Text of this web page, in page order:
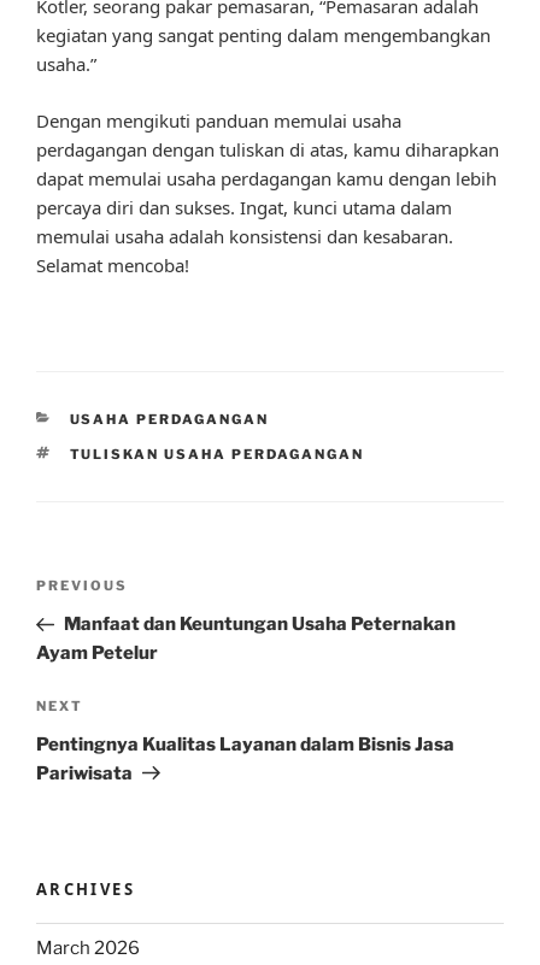
Kotler, seorang pakar pemasaran, “Pemasaran adalah
kegiatan yang sangat penting dalam mengembangkan
usaha.”
Dengan mengikuti panduan memulai usaha
perdagangan dengan tuliskan di atas, kamu diharapkan
dapat memulai usaha perdagangan kamu dengan lebih
percaya diri dan sukses. Ingat, kunci utama dalam
memulai usaha adalah konsistensi dan kesabaran.
Selamat mencoba!
CATEGORIES
USAHA PERDAGANGAN
TAGS
TULISKAN USAHA PERDAGANGAN
Previous
Post
PREVIOUS
Manfaat dan Keuntungan Usaha Peternakan
Ayam Petelur
Next
Post
NEXT
Pentingnya Kualitas Layanan dalam Bisnis Jasa
Pariwisata
ARCHIVES
March 2026